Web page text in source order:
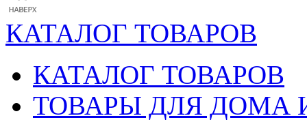
КАТАЛОГ ТОВАРОВ
КАТАЛОГ ТОВАРОВ
ТОВАРЫ ДЛЯ ДОМА